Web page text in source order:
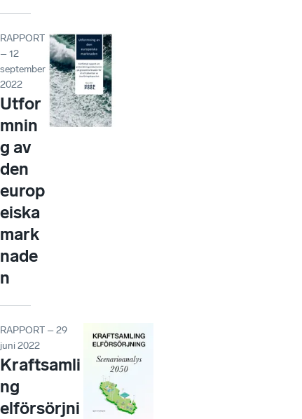
RAPPORT
– 12
september
2022
Utfor
mnin
g av
den
europ
eiska
mark
nade
n
RAPPORT – 29
juni 2022
Kraftsamli
ng
elförsörjni